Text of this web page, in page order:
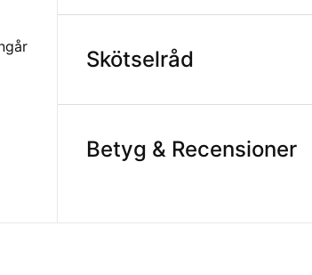
Skötselråd
Betyg & Recensioner